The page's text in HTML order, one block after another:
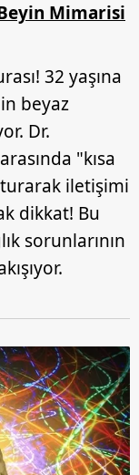
Mimarisi
32 yaşına
beyaz
Dr.
"kısa
iletişimi
dikkat! Bu
sorunlarının